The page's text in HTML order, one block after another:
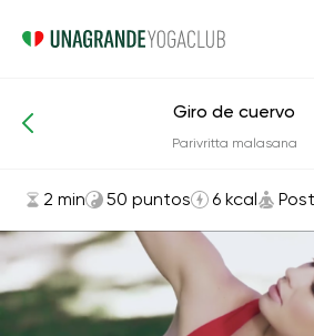
Asanas y ejercicios Posturas
Giro de cuervo
Parivritta malasana
2 min 50 puntos 6 kcal